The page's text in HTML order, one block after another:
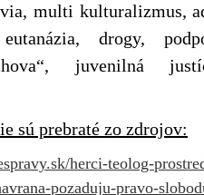
multi kulturalizmus,
eutanázia, drogy,
juvenilná
sú prebraté zo zdrojov:
herci-teolog-
pozaduju-pravo-